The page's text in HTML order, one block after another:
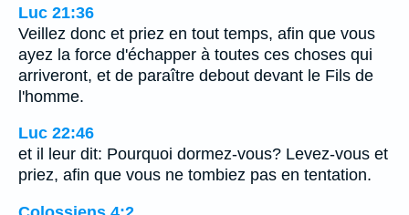
Luc 21:36
Veillez donc et priez en tout temps, afin que vous
ayez la force d'échapper à toutes ces choses qui
arriveront, et de paraître debout devant le Fils de
l'homme.
Luc 22:46
et il leur dit: Pourquoi dormez-vous? Levez-vous et
priez, afin que vous ne tombiez pas en tentation.